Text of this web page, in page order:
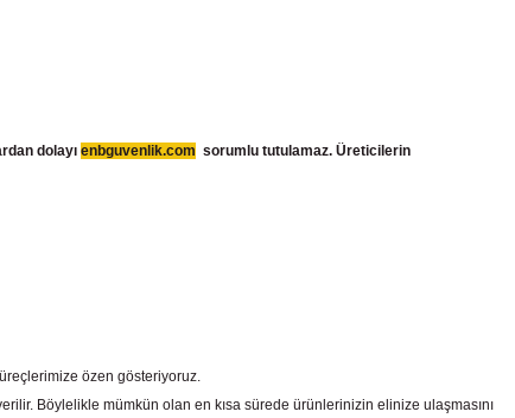
dolayı enbguvenlik.com sorumlu tutulamaz. Üreticilerin
özen gösteriyoruz.
Böylelikle mümkün olan en kısa sürede ürünlerinizin elinize ulaşmasını